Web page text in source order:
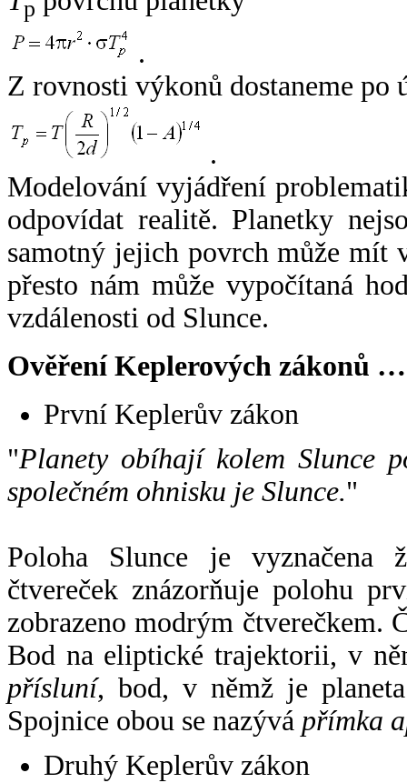
p
.
Z rovnosti výkonů dostaneme po
.
Modelování vyjádření
odpovídat realitě. Planetky
samotný jejich povrch může mít
přesto nám může vypočítaná
vzdálenosti od Slunce.
Ověření Keplerových zákonů …
První Keplerův zákon
"Planety obíhají kolem Slunce
společném ohnisku je Slunce."
Poloha Slunce je vyznačena
čtvereček znázorňuje polohu
zobrazeno modrým čtverečkem.
Bod na eliptické trajektorii, v
přísluní, bod, v němž je
Spojnice obou se nazývá přímka
Druhý Keplerův zákon